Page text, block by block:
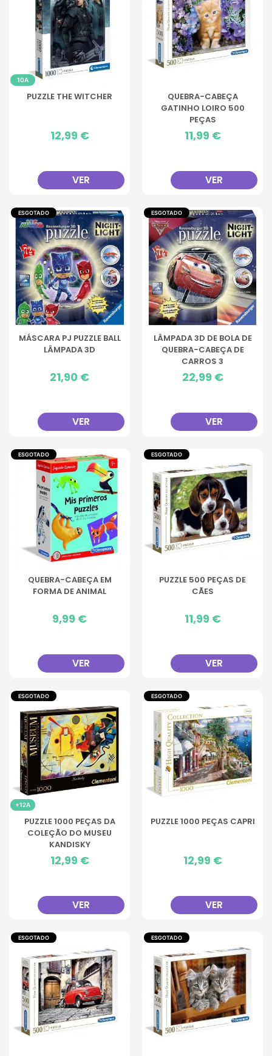
10A
PUZZLE THE WITCHER
Preço
12,99 €
VER
QUEBRA-CABEÇA
GATINHO LOIRO 500
PEÇAS
Preço
11,99 €
VER
ESGOTADO
MÁSCARA PJ PUZZLE BALL
LÂMPADA 3D
Preço
21,90 €
VER
ESGOTADO
LÂMPADA 3D DE BOLA DE
QUEBRA-CABEÇA DE
CARROS 3
Preço
22,99 €
VER
ESGOTADO
QUEBRA-CABEÇA EM
FORMA DE ANIMAL
Preço
9,99 €
VER
ESGOTADO
PUZZLE 500 PEÇAS DE
CÃES
Preço
11,99 €
VER
ESGOTADO
+12A
PUZZLE 1000 PEÇAS DA
COLEÇÃO DO MUSEU
KANDISKY
Preço
12,99 €
VER
ESGOTADO
PUZZLE 1000 PEÇAS CAPRI
Preço
12,99 €
VER
ESGOTADO ESGOTADO